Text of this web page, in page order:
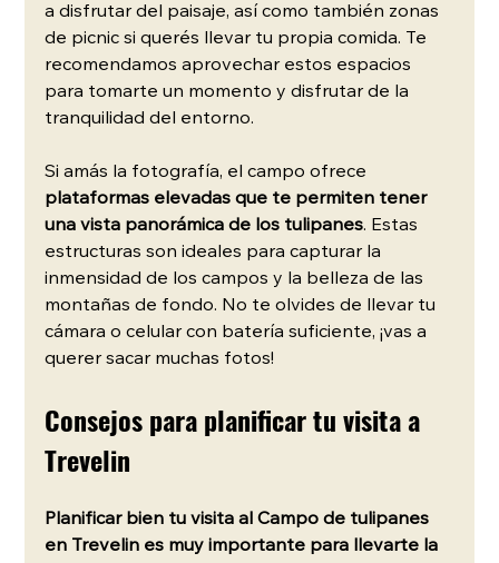
a disfrutar del paisaje, así como también zonas
de picnic si querés llevar tu propia comida. Te
recomendamos aprovechar estos espacios
para tomarte un momento y disfrutar de la
tranquilidad del entorno.
Si amás la fotografía, el campo ofrece
plataformas elevadas que te permiten tener
una vista panorámica de los tulipanes. Estas
estructuras son ideales para capturar la
inmensidad de los campos y la belleza de las
montañas de fondo. No te olvides de llevar tu
cámara o celular con batería suficiente, ¡vas a
querer sacar muchas fotos!
Consejos para planificar tu visita a
Trevelin
Planificar bien tu visita al Campo de tulipanes
en Trevelin es muy importante para llevarte la